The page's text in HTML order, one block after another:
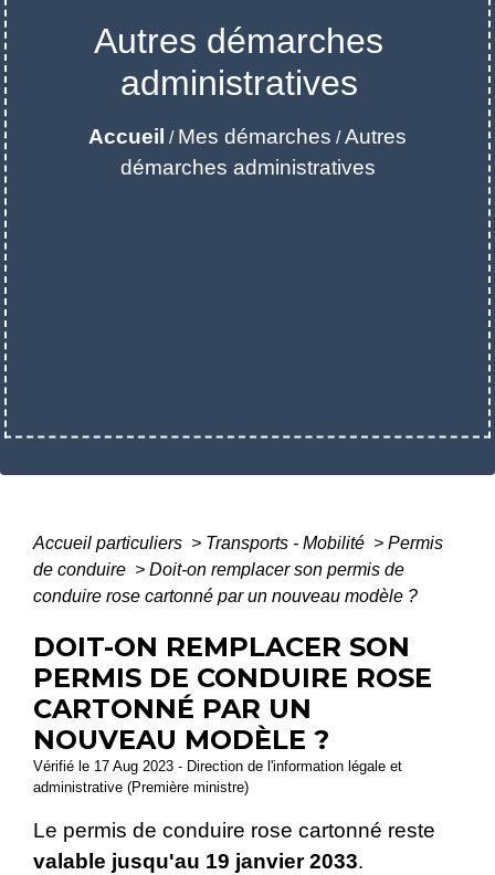
Autres démarches
administratives
Accueil / Mes démarches /Autres
démarches administratives
Accueil particuliers > Transports - Mobilité > Permis
de conduire > Doit-on remplacer son permis de
conduire rose cartonné par un nouveau modèle ?
DOIT-ON REMPLACER SON
PERMIS DE CONDUIRE ROSE
CARTONNÉ PAR UN
NOUVEAU MODÈLE ?
Vérifié le 17 Aug 2023 - Direction de l'information légale et
administrative (Première ministre)
Le permis de conduire rose cartonné reste
valable jusqu'au 19 janvier 2033.